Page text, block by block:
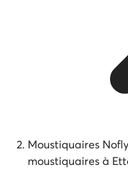
Moustiquaires
moustiquaires à